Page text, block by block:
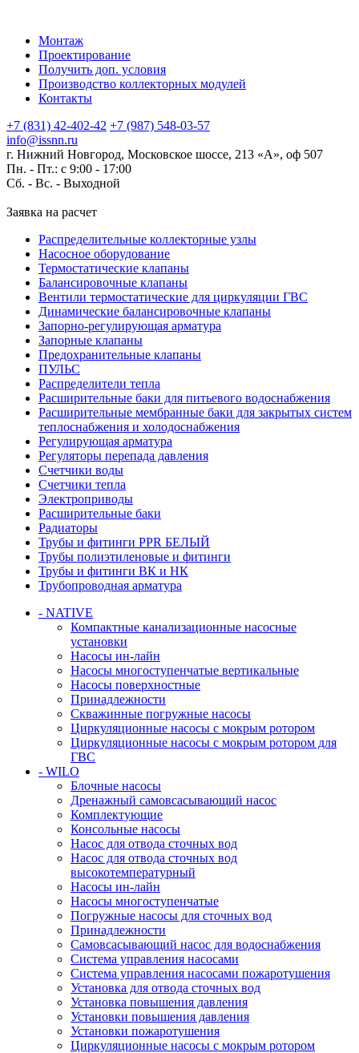
Монтаж
Проектирование
Получить доп. условия
Производство коллекторных модулей
Контакты
+7 (831) 42-402-42 +7 (987) 548-03-57
info@issnn.ru
г. Нижний Новгород, Московское шоссе, 213 «А», оф 507
Пн. - Пт.: с 9:00 - 17:00
Сб. - Вс. - Выходной
Заявка на расчет
Распределительные коллекторные узлы
Насосное оборудование
Термостатические клапаны
Балансировочные клапаны
Вентили термостатические для циркуляции ГВС
Динамические балансировочные клапаны
Запорно-регулирующая арматура
Запорные клапаны
Предохранительные клапаны
ПУЛЬС
Распределители тепла
Расширительные баки для питьевого водоснабжения
Расширительные мембранные баки для закрытых систем
теплоснабжения и холодоснабжения
Регулирующая арматура
Регуляторы перепада давления
Счетчики воды
Счетчики тепла
Электроприводы
Расширительные баки
Радиаторы
Трубы и фитинги PPR БЕЛЫЙ
Трубы полиэтиленовые и фитинги
Трубы и фитинги ВК и НК
Трубопроводная арматура
- NATIVE
Компактные канализационные насосные
установки
Насосы ин-лайн
Насосы многоступенчатые вертикальные
Насосы поверхностные
Принадлежности
Скважинные погружные насосы
Циркуляционные насосы с мокрым ротором
Циркуляционные насосы с мокрым ротором для
ГВС
- WILO
Блочные насосы
Дренажный самовсасывающий насос
Комплектующие
Консольные насосы
Насос для отвода сточных вод
Насос для отвода сточных вод
высокотемпературный
Насосы ин-лайн
Насосы многоступенчатые
Погружные насосы для сточных вод
Принадлежности
Самовсасывающий насос для водоснабжения
Система управления насосами
Система управления насосами пожаротушения
Установка для отвода сточных вод
Установка повышения давления
Установки повышения давления
Установки пожаротушения
Циркуляционные насосы с мокрым ротором